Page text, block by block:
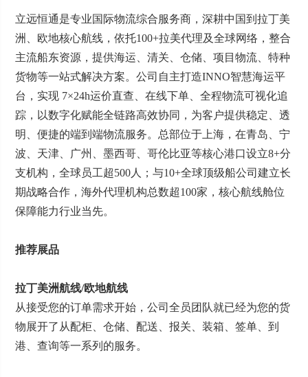
立远恒通是专业国际物流综合服务商，深耕中国到拉丁美
洲、欧地核心航线，依托100+拉美代理及全球网络，整合
主流船东资源，提供海运、清关、仓储、项目物流、特种
货物等一站式解决方案。公司自主打造INNO智慧海运平
台，实现 7×24h运价直查、在线下单、全程物流可视化追
踪，以数字化赋能全链路高效协同，为客户提供稳定、透
明、便捷的端到端物流服务。总部位于上海，在青岛、宁
波、天津、广州、墨西哥、哥伦比亚等核心港口设立8+分
支机构，全球员工超500人；与10+全球顶级船公司建立长
期战略合作，海外代理机构总数超100家，核心航线舱位
保障能力行业当先。
推荐展品
拉丁美洲航线/欧地航线
从接受您的订单需求开始，公司全员团队就已经为您的货
物展开了从配柜、仓储、配送、报关、装箱、签单、到
港、查询等一系列的服务。